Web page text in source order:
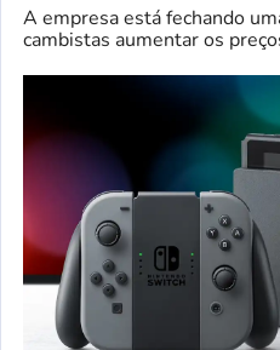
A empresa está fechando
cambistas aumentar os